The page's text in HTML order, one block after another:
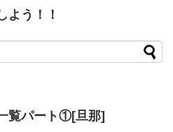
よう！！
覧パート①[旦那]